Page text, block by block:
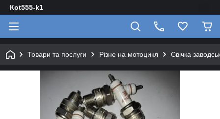
Кot555-k1
Товари та послуги Різне на мотоцикл Свічка